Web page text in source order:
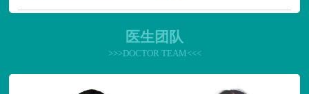
医生团队
>>>DOCTOR TEAM<<<